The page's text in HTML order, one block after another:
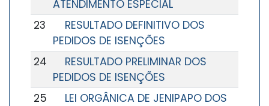
ATENDIMENTO ESPECIAL
23
RESULTADO DEFINITIVO DOS
PEDIDOS DE ISENÇÕES
24
RESULTADO PRELIMINAR DOS
PEDIDOS DE ISENÇÕES
25
LEI ORGÂNICA DE JENIPAPO DOS